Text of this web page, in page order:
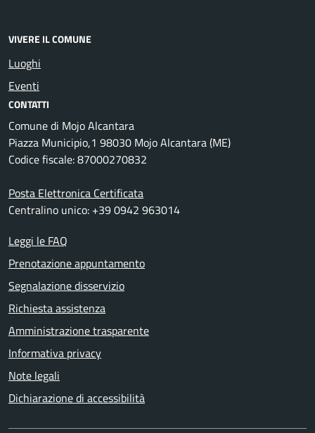
VIVERE IL COMUNE
Luoghi
Eventi
CONTATTI
Comune di Mojo Alcantara
Piazza Municipio,1 98030 Mojo Alcantara (ME)
Codice fiscale: 87000270832
Posta Elettronica Certificata
Centralino unico: +39 0942 963014
Leggi le FAQ
Prenotazione appuntamento
Segnalazione disservizio
Richiesta assistenza
Amministrazione trasparente
Informativa privacy
Note legali
Dichiarazione di accessibilità